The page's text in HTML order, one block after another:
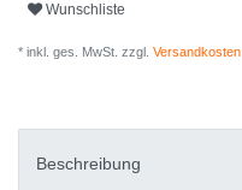
Wunschliste
* inkl. ges. MwSt. zzgl. Versandkosten
Beschreibung